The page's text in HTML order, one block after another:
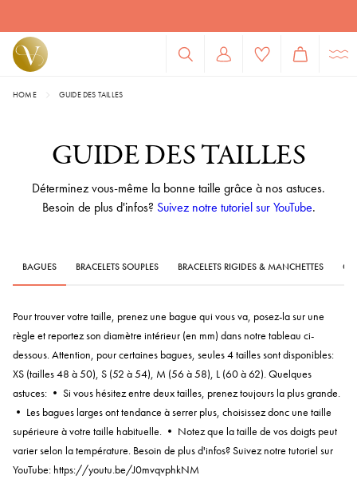
HOME GUIDE DES TAILLES
GUIDE DES TAILLES
Déterminez vous-même la bonne taille grâce à nos astuces.
Besoin de plus d'infos? Suivez notre tutoriel sur YouTube.
BAGUES BRACELETS SOUPLES BRACELETS RIGIDES & MANCHETTES
Pour trouver votre taille, prenez une bague qui vous va, posez-la sur une
règle et reportez son diamètre intérieur (en mm) dans notre tableau ci-
dessous. Attention, pour certaines bagues, seules 4 tailles sont disponibles:
XS (tailles 48 à 50), S (52 à 54), M (56 à 58), L (60 à 62). Quelques
astuces: • Si vous hésitez entre deux tailles, prenez toujours la plus grande.
• Les bagues larges ont tendance à serrer plus, choisissez donc une taille
supérieure à votre taille habituelle. • Notez que la taille de vos doigts peut
varier selon la température. Besoin de plus d'infos? Suivez notre tutoriel sur
YouTube: https://youtu.be/J0mvqvphkNM